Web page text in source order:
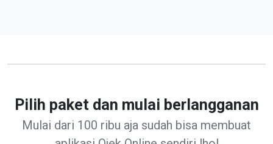
Pilih paket dan mulai berlangganan
Mulai dari 100 ribu aja sudah bisa membuat